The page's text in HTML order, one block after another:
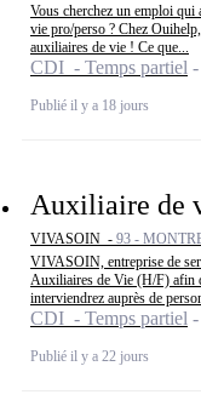
Vous cherchez un emploi qui
vie pro/perso ? Chez
auxiliaires de vie ! Ce que...
CDI - Temps partiel
Publié il y a 18 jours
Auxiliaire de
VIVASOIN - 93 -
VIVASOIN, entreprise de
Auxiliaires de Vie (H/F) afin
interviendrez auprès de
CDI - Temps partiel
Publié il y a 22 jours